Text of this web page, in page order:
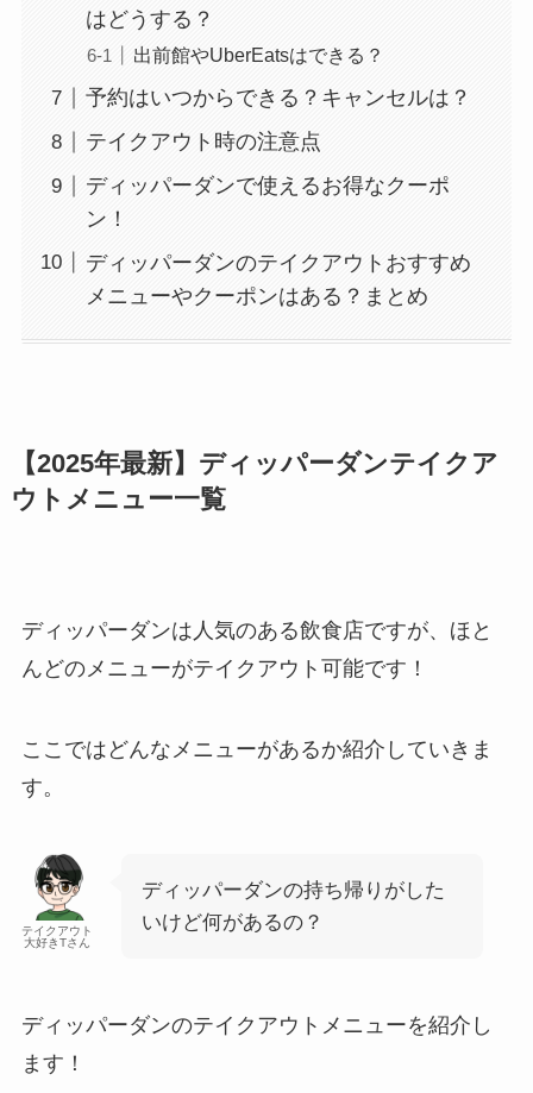
はどうする？
出前館やUberEatsはできる？
予約はいつからできる？キャンセルは？
テイクアウト時の注意点
ディッパーダンで使えるお得なクーポ
ン！
ディッパーダンのテイクアウトおすすめ
メニューやクーポンはある？まとめ
【2025年最新】ディッパーダンテイクア
ウトメニュー一覧
ディッパーダンは人気のある飲食店ですが、ほと
んどのメニューがテイクアウト可能です！
ここではどんなメニューがあるか紹介していきま
す。
テイクアウト
大好きTさん
ディッパーダンの持ち帰りがした
いけど何があるの？
ディッパーダンのテイクアウトメニューを紹介し
ます！